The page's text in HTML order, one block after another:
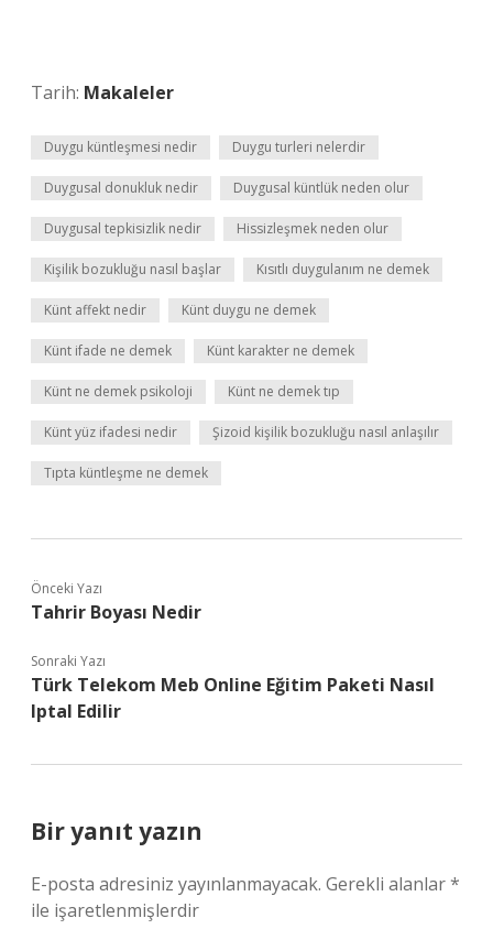
Tarih: Makaleler
Duygu küntleşmesi nedir Duygu turleri nelerdir
Duygusal donukluk nedir Duygusal küntlük neden olur
Duygusal tepkisizlik nedir Hissizleşmek neden olur
Kişilik bozukluğu nasıl başlar Kısıtlı duygulanım ne demek
Künt affekt nedir Künt duygu ne demek
Künt ifade ne demek Künt karakter ne demek
Künt ne demek psikoloji Künt ne demek tıp
Künt yüz ifadesi nedir Şizoid kişilik bozukluğu nasıl anlaşılır
Tıpta küntleşme ne demek
Önceki Yazı
Tahrir Boyası Nedir
Sonraki Yazı
Türk Telekom Meb Online Eğitim Paketi Nasıl
Iptal Edilir
Bir yanıt yazın
E-posta adresiniz yayınlanmayacak. Gerekli alanlar*
ile işaretlenmişlerdir